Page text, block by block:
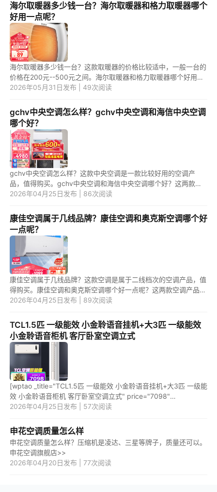
海尔取暖器多少钱一台？海尔取暖器和格力取暖器哪个
好用一点呢？
海尔取暖器多少钱一台？这款取暖器的价格比较适中，一般一台的
价格在200元--500元之间。海尔取暖器和格力取暖器哪个好用一
点呢？这两款取暖器产品中，应该是第一款取暖器更好用一些。 1.
2026年05月31日发布 | 49次阅读
gchv中央空调怎么样？gchv中央空调和海信中央空调
哪个好？
gchv中央空调怎么样？这款中央空调是一款比较好用的空调产
品，值得购买。gchv中央空调和海信中央空调哪个好？这两款空
调产品中，应该是第一款空调更好用一些。 1.gchv中央空调怎么
2026年04月25日发布 | 86次阅读
康佳空调属于几线品牌？康佳空调和奥克斯空调哪个好
一点呢？
康佳空调属于几线品牌？这款空调是属于二线档次的空调产品，值
得购买。康佳空调和奥克斯空调哪个好一点呢？这两款空调产品
中，应该是第二款空调产品更好用一些。 1.康佳空调属于几线品
2026年04月25日发布 | 89次阅读
TCL1.5匹 一级能效 小金聆语音挂机+大3匹 一级能效
小金聆语音柜机 客厅卧室空调立式
[wptao _title="TCL1.5匹 一级能效 小金聆语音挂机+大3匹 一级能
效 小金聆语音柜机 客厅卧室空调立式" price="7098"
url="https://item.jd.com/100064754433.html"
2026年04月25日发布 | 57次阅读
申花空调质量怎么样
申花空调质量怎么样？压缩机是凌达、三星等牌子，质量还可以。
申花空调旗舰店>>
2026年04月20日发布 | 77次阅读